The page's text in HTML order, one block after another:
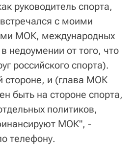
руководитель спорта,
с моими
МОК, международных
недоумении от того, что
российского спорта).
стороне, и (глава МОК
быть на стороне спорта,
политиков,
МОК", -
телефону.